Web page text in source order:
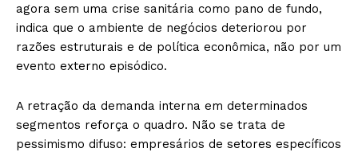
agora sem uma crise sanitária como pano de fundo,
indica que o ambiente de negócios deteriorou por
razões estruturais e de política econômica, não por um
evento externo episódico.
A retração da demanda interna em determinados
segmentos reforça o quadro. Não se trata de
pessimismo difuso: empresários de setores específicos